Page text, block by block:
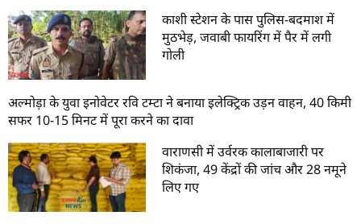
काशी स्टेशन के पास पुलिस-बदमाश में
मुठभेड़, जवाबी फायरिंग में पैर में लगी
गोली
अल्मोड़ा के युवा इनोवेटर रवि टम्टा ने बनाया इलेक्ट्रिक उड़न वाहन, 40 किमी
सफर 10-15 मिनट में पूरा करने का दावा
वाराणसी में उर्वरक कालाबाजारी पर
शिकंजा, 49 केंद्रों की जांच और 28 नमूने
लिए गए